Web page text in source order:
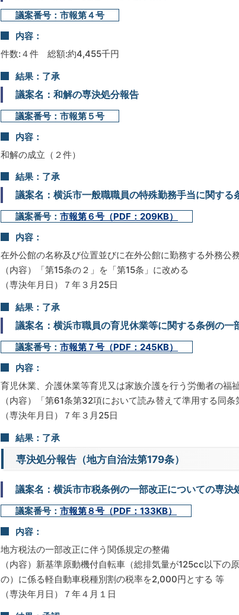
議案番号：市報第４号
内容：
件数:４件 総額:約4,455千円
結果：了承
議案名：和解の専決処分報告
議案番号：市報第５号
内容：
和解の成立（２件）
結果：了承
議案名：横浜市一般職職員の特殊勤務手当に関す
議案番号： 市報第６号（PDF：209KB）
内容：
在外公館の名称及び位置並びに在外公館に勤務する外務
（内容）「第15条の２」を「第15条」に改める
（専決年月日）７年３月25日
結果：了承
議案名：横浜市職員の育児休業等に関する条例の一
議案番号： 市報第７号（PDF：245KB）
内容：
育児休業、介護休業等育児又は家族介護を行う労働者の福
（内容）「第61条第32項において読み替えて準用する同
（専決年月日）７年３月25日
結果：了承
専決処分報告（地方自治法第179条）
議案名：横浜市市税条例の一部改正についての専決
議案番号： 市報第８号（PDF：133KB）
内容：
地方税法の一部改正に伴う関係規定の整備
（内容）新基準原動機付自転車（総排気量が125cc以下
の）に係る軽自動車税種別割の税率を2,000円とする 等
（専決年月日）７年４月１日